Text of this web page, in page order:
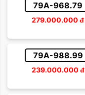
79A-968.79
279.000.000 đ
79A-988.99
239.000.000 đ